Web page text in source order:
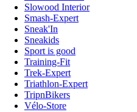
Slowood Interior
Smash-Expert
Sneak'In
Sneakids
Sport is good
Training-Fit
Trek-Expert
Triathlon-Expert
TripnBikers
Vélo-Store